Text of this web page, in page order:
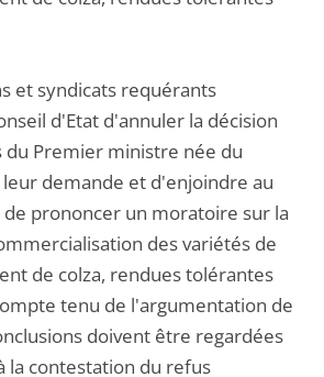
et syndicats requérants
d'Etat d'annuler la décision
Premier ministre née du
demande et d'enjoindre au
prononcer un moratoire sur la
des variétés de
de colza, rendues tolérantes
tenu de l'argumentation de
doivent être regardées
la contestation du refus